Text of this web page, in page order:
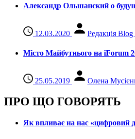
Александр Ольшанский о
12.03.2020 Редакція
Місто Майбутнього на iForum
25.05.2019 Олена
ПРО ЩО ГОВОРЯТЬ
Як впливає на нас «цифровий